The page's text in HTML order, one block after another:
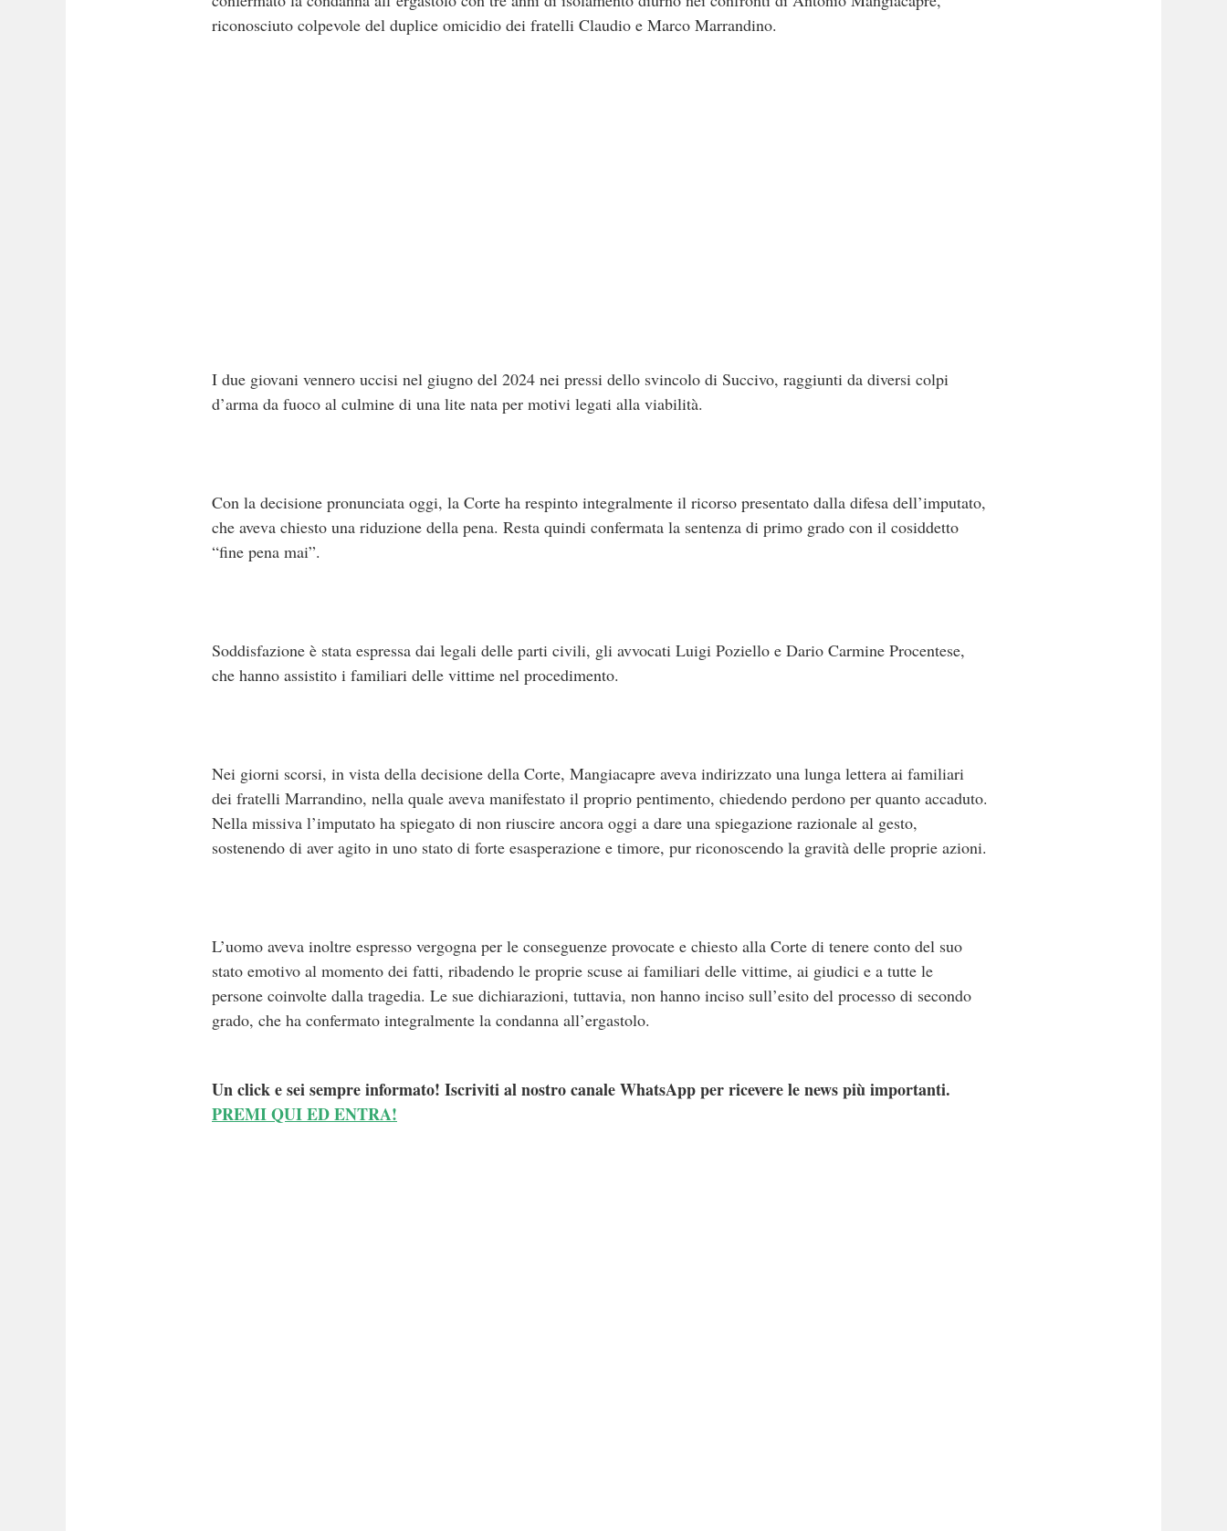
riconosciuto colpevole del duplice omicidio dei fratelli Claudio e Marco Marrandino.
I due giovani vennero uccisi nel giugno del 2024 nei pressi dello svincolo di Succivo, raggiunti da diversi colpi
d’arma da fuoco al culmine di una lite nata per motivi legati alla viabilità.
Con la decisione pronunciata oggi, la Corte ha respinto integralmente il ricorso presentato dalla difesa dell’imputato,
che aveva chiesto una riduzione della pena. Resta quindi confermata la sentenza di primo grado con il cosiddetto
“fine pena mai”.
Soddisfazione è stata espressa dai legali delle parti civili, gli avvocati Luigi Poziello e Dario Carmine Procentese,
che hanno assistito i familiari delle vittime nel procedimento.
Nei giorni scorsi, in vista della decisione della Corte, Mangiacapre aveva indirizzato una lunga lettera ai familiari
dei fratelli Marrandino, nella quale aveva manifestato il proprio pentimento, chiedendo perdono per quanto accaduto.
Nella missiva l’imputato ha spiegato di non riuscire ancora oggi a dare una spiegazione razionale al gesto,
sostenendo di aver agito in uno stato di forte esasperazione e timore, pur riconoscendo la gravità delle proprie azioni.
L’uomo aveva inoltre espresso vergogna per le conseguenze provocate e chiesto alla Corte di tenere conto del suo
stato emotivo al momento dei fatti, ribadendo le proprie scuse ai familiari delle vittime, ai giudici e a tutte le
persone coinvolte dalla tragedia. Le sue dichiarazioni, tuttavia, non hanno inciso sull’esito del processo di secondo
grado, che ha confermato integralmente la condanna all’ergastolo.
Un click e sei sempre informato! Iscriviti al nostro canale WhatsApp per ricevere le news più importanti.
PREMI QUI ED ENTRA!